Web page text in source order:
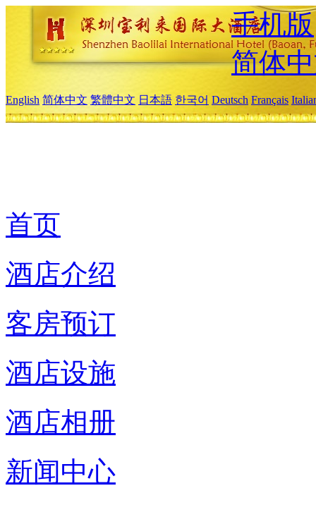
手机版
简体
English 简体中文 繁體中文 日本語 한국어 Deutsch Français
首页
酒店介绍
客房预订
酒店设施
酒店相册
新闻中心